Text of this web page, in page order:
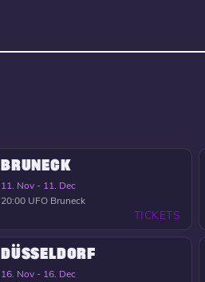
BRUNECK
11. Nov - 11. Dec
20:00 UFO Bruneck
TICKETS
DÜSSELDORF
16. Nov - 16. Dec